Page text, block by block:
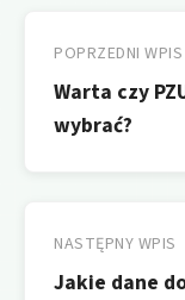
wpisu
POPRZEDNI WPIS
Warta czy
wybrać?
NASTĘPNY WPIS
Jakie dane